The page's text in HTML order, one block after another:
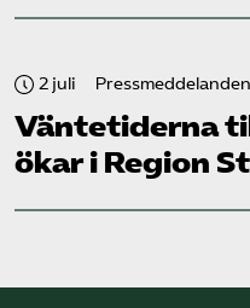
2 juli Pressmeddelanden
Väntetiderna
ökar i Region